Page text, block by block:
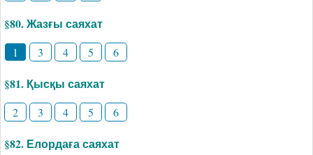
§80. Жазғы саяхат
1 3 4 5 6
§81. Қысқы саяхат
2 3 4 5 6
§82. Елордаға саяхат